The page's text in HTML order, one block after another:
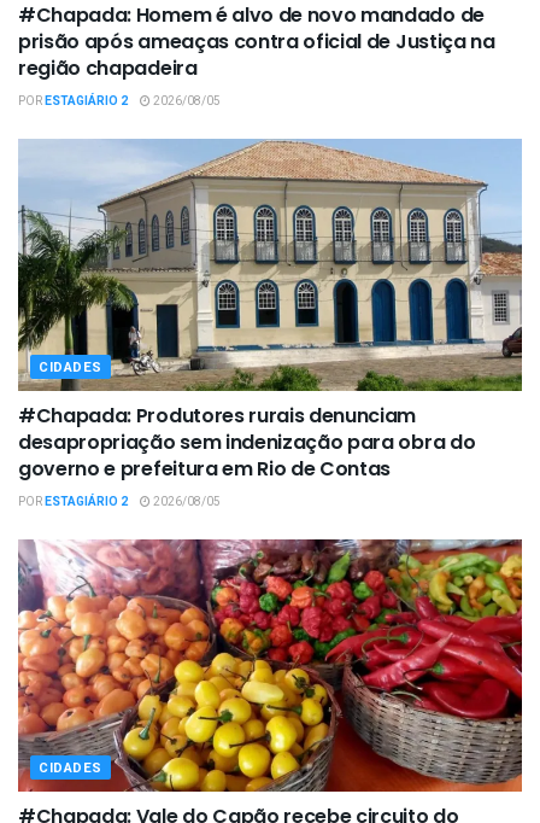
#Chapada: Homem é alvo de novo mandado de
prisão após ameaças contra oficial de Justiça na
região chapadeira
PORESTAGIÁRIO 2 2026/08/05
CIDADES
#Chapada: Produtores rurais denunciam
desapropriação sem indenização para obra do
governo e prefeitura em Rio de Contas
PORESTAGIÁRIO 2 2026/08/05
CIDADES
#Chapada: Vale do Capão recebe circuito do